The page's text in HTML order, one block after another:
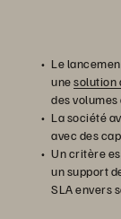
Le
unesolution
des volumes
La société
avec des
Un critère
un support
SLA envers